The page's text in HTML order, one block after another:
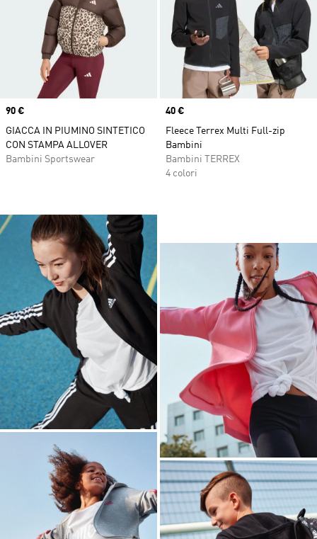
Price
90 €
GIACCA IN PIUMINO SINTETICO
CON STAMPA ALLOVER
Bambini Sportswear
Price
40 €
Fleece Terrex Multi Full-zip
Bambini
Bambini TERREX
4 colori